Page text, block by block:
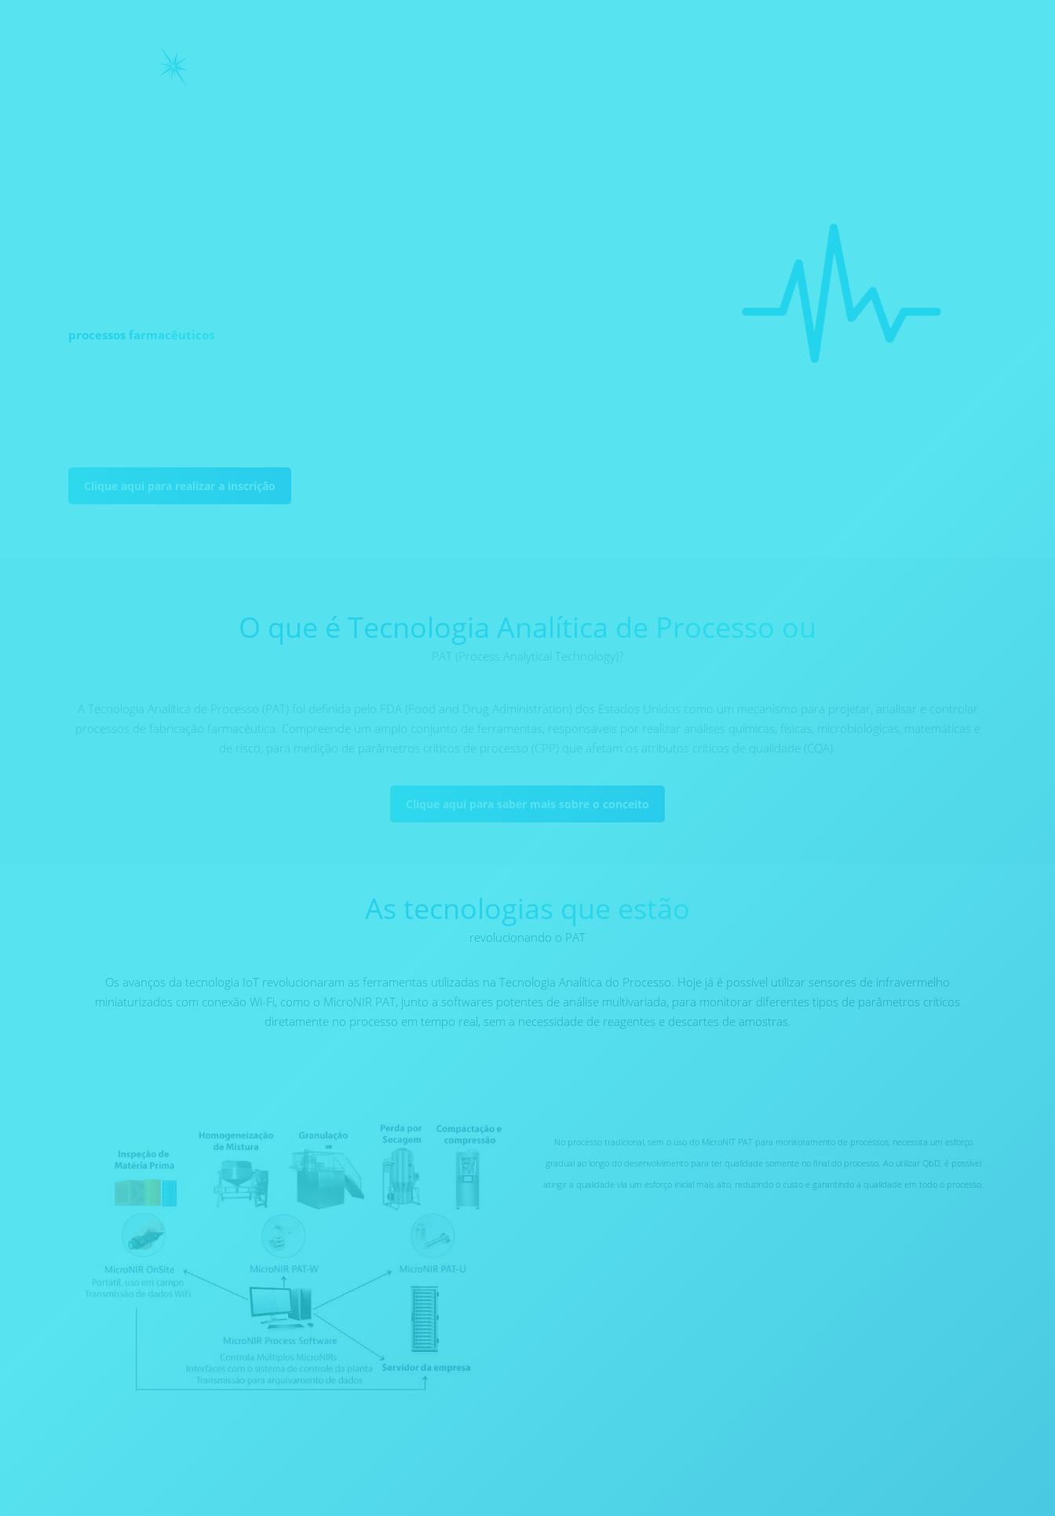
processos farmacêuticos
Clique aqui para realizar a inscrição
O que é Tecnologia Analítica de Processo ou
PAT (Process Analytical Technology)?
A Tecnologia Analítica de Processo (PAT) foi definida pelo FDA (Food and Drug Administration) dos Estados Unidos como um mecanismo para projetar, analisar e controlar
processos de fabricação farmacêutica. Compreende um amplo conjunto de ferramentas, responsáveis por realizar análises químicas, físicas, microbiológicas, matemáticas e
de risco, para medição de parâmetros críticos de processo (CPP) que afetam os atributos críticos de qualidade (CQA).
Clique aqui para saber mais sobre o conceito
As tecnologias que estão
revolucionando o PAT
Os avanços da tecnologia IoT revolucionaram as ferramentas utilizadas na Tecnologia Analítica do Processo. Hoje já é possível utilizar sensores de infravermelho
miniaturizados com conexão Wi-Fi, como o MicroNIR PAT, junto a softwares potentes de análise multivariada, para monitorar diferentes tipos de parâmetros críticos
diretamente no processo em tempo real, sem a necessidade de reagentes e descartes de amostras.
No processo tradicional, sem o uso do MicroNIT PAT para monitoramento de processos, necessita um esforço
gradual ao longo do desenvolvimento para ter qualidade somente no final do processo. Ao utilizar QbD, é possível
atingir a qualidade via um esforço inicial mais alto, reduzindo o custo e garantindo a qualidade em todo o processo.